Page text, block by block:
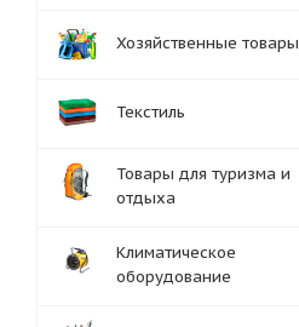
Хозяйственные товары
Текстиль
Товары для туризма и
отдыха
Климатическое
оборудование